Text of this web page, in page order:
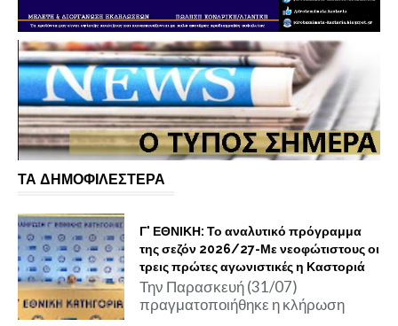
ΤΑ ΔΗΜΟΦΙΛΕΣΤΕΡΑ
Γ' ΕΘΝΙΚΗ: Το αναλυτικό πρόγραμμα
της σεζόν 2026/27-Με νεοφώτιστους οι
τρεις πρώτες αγωνιστικές η Καστοριά
Την Παρασκευή (31/07)
πραγματοποιήθηκε η κλήρωση